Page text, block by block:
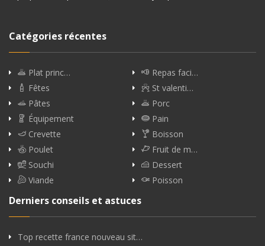
Catégories récentes
Plat princ…
Repas faci…
Fêtes
St valenti…
Pâtes
Porc
Équipement
Pain
Crevette
Boisson
Poulet
Fruit de m…
Souchi
Dessert
Viande
Poisson
Derniers conseils et astuces
Top recette france nouveau sit…